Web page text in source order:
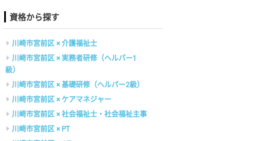
資格から探す
川崎市宮前区 × 介護福祉士
川崎市宮前区 × 実務者研修（ヘルパー1
級）
川崎市宮前区 × 基礎研修（ヘルパー2級）
川崎市宮前区 × ケアマネジャー
川崎市宮前区 × 社会福祉士・社会福祉主事
川崎市宮前区 × PT